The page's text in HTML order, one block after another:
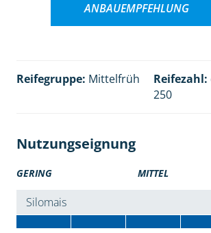
ANBAUEMPFEHLUNG
Reifegruppe: Mittelfrüh Reifezahl:
250
Nutzungseignung
GERING MITTEL
Silomais